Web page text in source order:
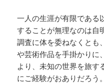
一人の生涯が有限である
することが無理なのは自
調査に体を委ねなくとも
や芸術作品を手掛かりに
より、未知の世界を旅す
にご経験がおありだろう。